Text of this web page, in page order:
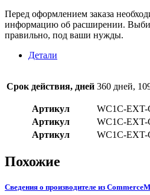
Перед оформлением заказа
информацию об расширении.
правильно, под ваши нужды.
Детали
Срок действия, дней 360 дней,
Артикул
WC1C-
Артикул
WC1C-
Артикул
WC1C-
Похожие
Сведения о производителе из